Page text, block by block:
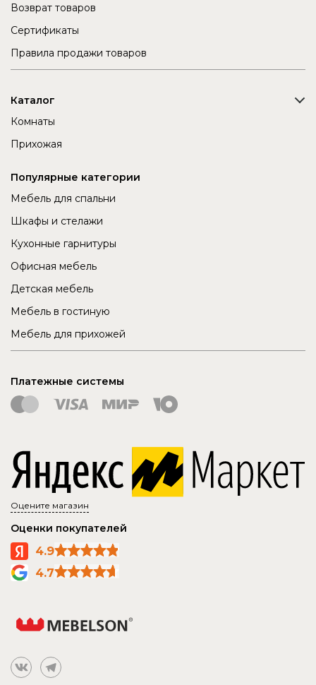
Возврат товаров
Сертификаты
Правила продажи товаров
Каталог
Комнаты
Прихожая
Популярные категории
Мебель для спальни
Шкафы и стелажи
Кухонные гарнитуры
Офисная мебель
Детская мебель
Мебель в гостиную
Мебель для прихожей
Платежные системы
Оцените магазин
Оценки покупателей
4.9
4.7